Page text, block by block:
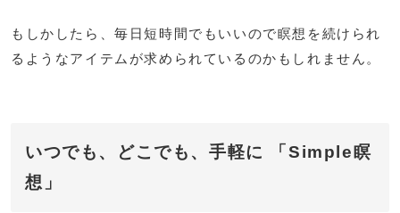
もしかしたら、毎日短時間でもいいので瞑想を続けられ
るようなアイテムが求められているのかもしれません。
いつでも、どこでも、手軽に 「Simple瞑
想」